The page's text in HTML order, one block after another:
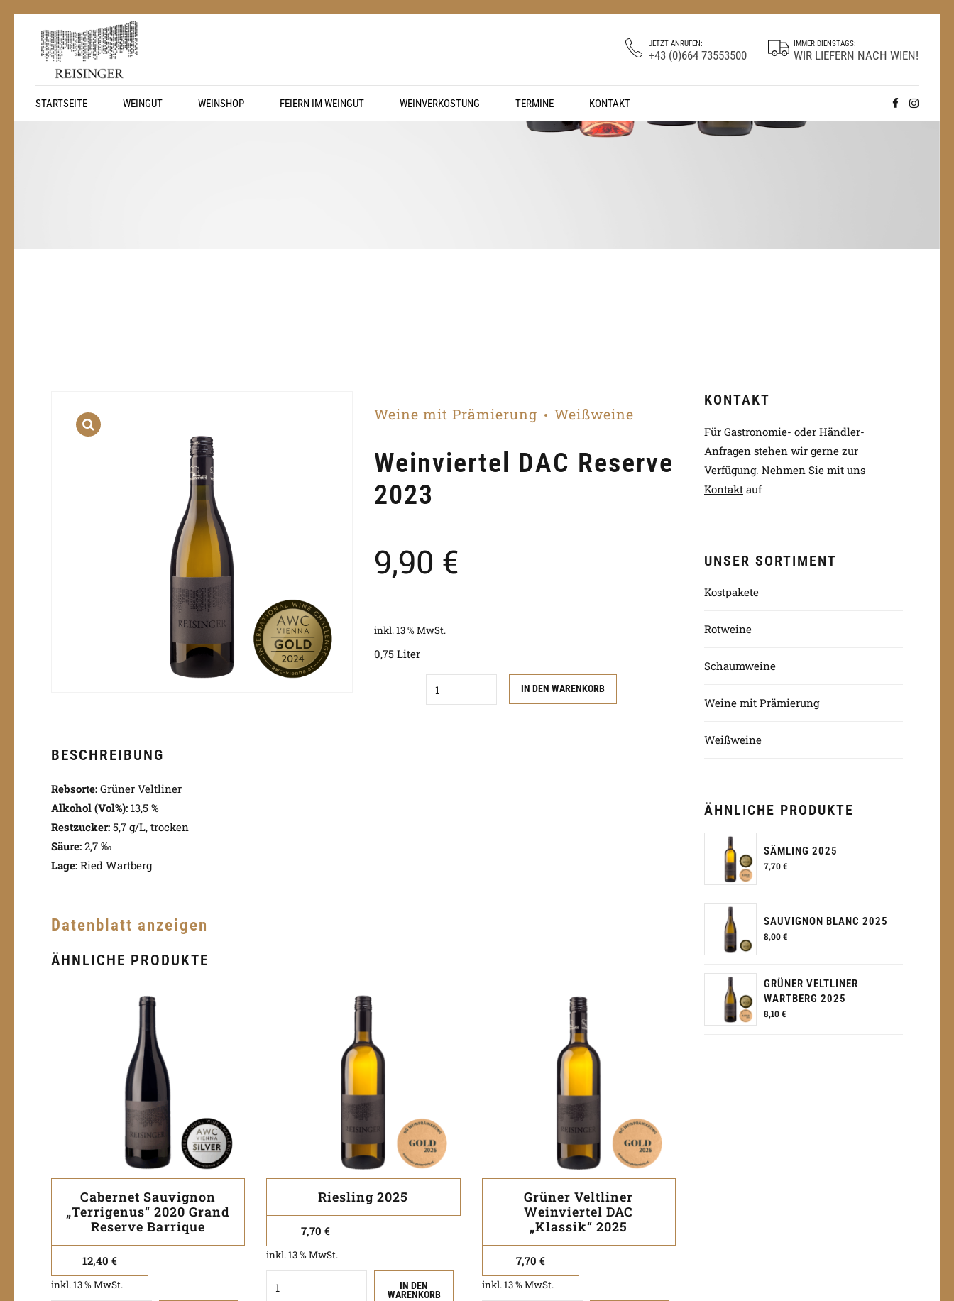
IMMER DIENSTAGS:
WIR LIEFERN NACH WIEN!
JETZT ANRUFEN:
+43 (0)664 73553500
STARTSEITE WEINGUT WEINSHOP FEIERN IM WEINGUT WEINVERKOSTUNG TERMINE KONTAKT
Weine mit Prämierung Weißweine
Weinviertel DAC Reserve
2023
9,90 €
inkl. 13 % MwSt.
0,75 Liter
IN DEN WARENKORB
BESCHREIBUNG
Rebsorte: Grüner Veltliner
Alkohol (Vol%): 13,5 %
Restzucker: 5,7 g/L, trocken
Säure: 2,7 ‰
Lage: Ried Wartberg
Datenblatt anzeigen
ÄHNLICHE PRODUKTE
Cabernet Sauvignon
„Terrigenus“ 2020 Grand
Reserve Barrique
12,40€
inkl. 13 % MwSt.
Riesling 2025
7,70 €
inkl. 13 % MwSt.
IN DEN
WARENKORB
Grüner Veltliner
Weinviertel DAC
„Klassik“ 2025
7,70 €
inkl. 13 % MwSt.
KONTAKT
Für Gastronomie- oder Händler-
Anfragen stehen wir gerne zur
Verfügung. Nehmen Sie mit uns
Kontakt auf
UNSER SORTIMENT
Kostpakete
Rotweine
Schaumweine
Weine mit Prämierung
Weißweine
ÄHNLICHE PRODUKTE
SÄMLING 2025
7,70€
SAUVIGNON BLANC 2025
8,00€
GRÜNER VELTLINER
WARTBERG 2025
8,10€